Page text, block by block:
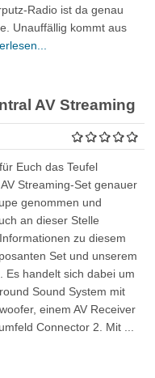
Radio ist da genau
Unauffällig kommt aus
AV Streaming
Euch das Teufel
Streaming-Set genauer
genommen und
an dieser Stelle
zu diesem
Set und unserem
Es handelt sich dabei um
Sound System mit
einem AV Receiver
Connector 2. Mit ...